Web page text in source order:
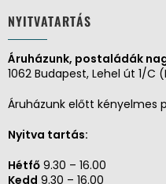
NYITVATARTÁS
Áruházunk, postaládák
1062 Budapest, Lehel út 1/C
Áruházunk előtt kényelmes
Nyitva tartás:
Hétfő 9.30 – 16.00
Kedd 9.30 – 16.00